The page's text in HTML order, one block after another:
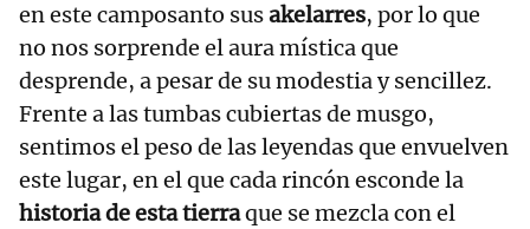
en este camposanto susakelarres, por lo que
no nos sorprende el aura mística que
desprende, a pesar de su modestia y sencillez.
Frente a las tumbas cubiertas de musgo,
sentimos el peso de las leyendas que envuelven
este lugar, en el que cada rincón esconde la
historia de esta tierraque se mezcla con el